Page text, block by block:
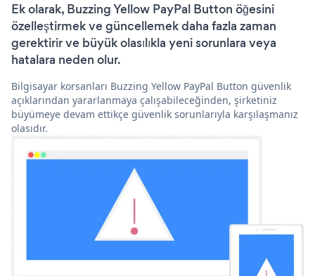
Ek olarak, Buzzing Yellow PayPal Button öğesini
özelleştirmek ve güncellemek daha fazla zaman
gerektirir ve büyük olasılıkla yeni sorunlara veya
hatalara neden olur.
Bilgisayar korsanları Buzzing Yellow PayPal Button güvenlik
açıklarından yararlanmaya çalışabileceğinden, şirketiniz
büyümeye devam ettikçe güvenlik sorunlarıyla karşılaşmanız
olasıdır.